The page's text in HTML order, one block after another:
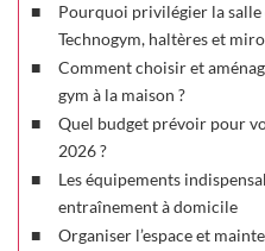
Pourquoi privilégier la
Technogym, haltères et
Comment choisir et
gym à la maison ?
Quel budget prévoir pour
2026 ?
Les équipements
entraînement à domicile
Organiser l’espace et